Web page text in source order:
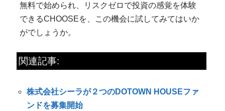
無料で始められ、リスクゼロで投資の感覚を体験
できるCHOOSEを、この機会に試してみてはいか
がでしょうか。
関連記事:
株式会社シーラが２つのDOTOWN HOUSEファ
ンドを募集開始